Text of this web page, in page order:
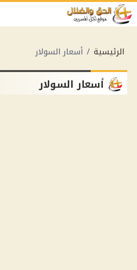
الرئيسية أسعار السولار
أسعار السولار